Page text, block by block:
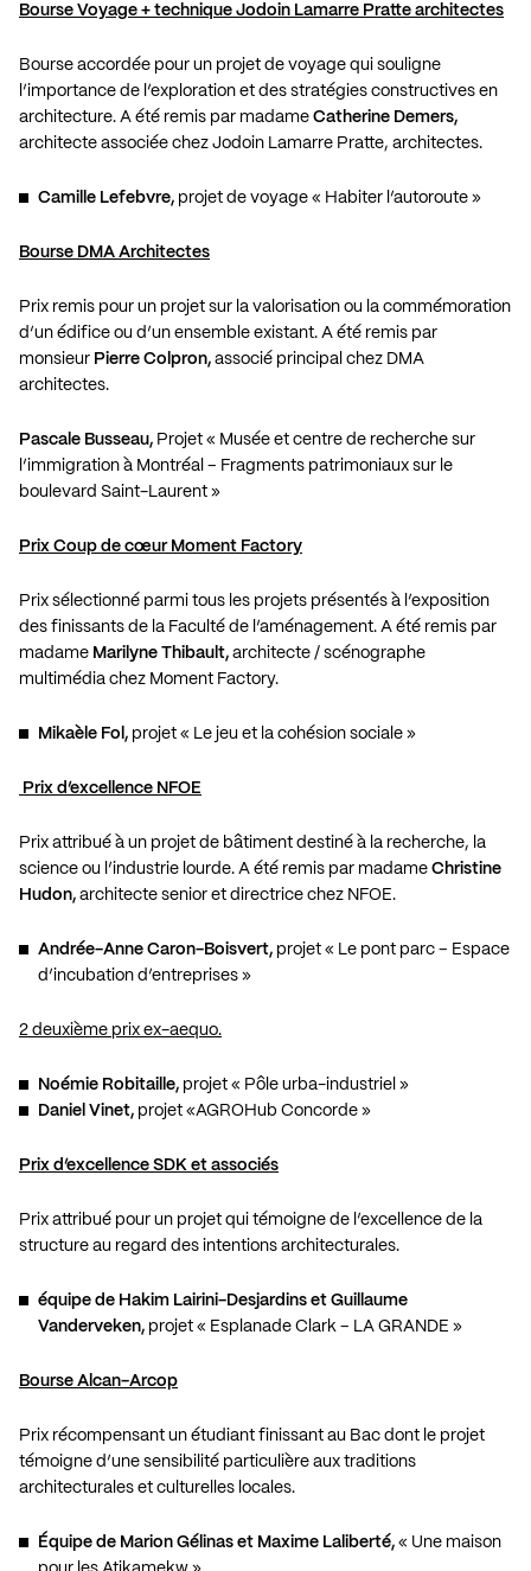
Bourse Voyage + technique Jodoin Lamarre Pratte architectes
Bourse accordée pour un projet de voyage qui souligne
l’importance de l’exploration et des stratégies constructives en
architecture. A été remis par madame Catherine Demers,
architecte associée chez Jodoin Lamarre Pratte, architectes.
Camille Lefebvre, projet de voyage « Habiter l’autoroute »
Bourse DMA Architectes
Prix remis pour un projet sur la valorisation ou la commémoration
d’un édifice ou d’un ensemble existant. A été remis par
monsieur Pierre Colpron, associé principal chez DMA
architectes.
Pascale Busseau, Projet « Musée et centre de recherche sur
l’immigration à Montréal – Fragments patrimoniaux sur le
boulevard Saint-Laurent »
Prix Coup de cœur Moment Factory
Prix sélectionné parmi tous les projets présentés à l’exposition
des finissants de la Faculté de l’aménagement. A été remis par
madame Marilyne Thibault, architecte / scénographe
multimédia chez Moment Factory.
Mikaèle Fol, projet « Le jeu et la cohésion sociale »
Prix d’excellence NFOE
Prix attribué à un projet de bâtiment destiné à la recherche, la
science ou l’industrie lourde. A été remis par madame Christine
Hudon, architecte senior et directrice chez NFOE.
Andrée-Anne Caron-Boisvert, projet « Le pont parc – Espace
d’incubation d’entreprises »
2 deuxième prix ex-aequo.
Noémie Robitaille, projet « Pôle urba-industriel »
Daniel Vinet, projet «AGROHub Concorde »
Prix d’excellence SDK et associés
Prix attribué pour un projet qui témoigne de l’excellence de la
structure au regard des intentions architecturales.
équipe de Hakim Lairini-Desjardins et Guillaume
Vanderveken, projet « Esplanade Clark – LA GRANDE »
Bourse Alcan-Arcop
Prix récompensant un étudiant finissant au Bac dont le projet
témoigne d’une sensibilité particulière aux traditions
architecturales et culturelles locales.
Équipe de Marion Gélinas et Maxime Laliberté, « Une maison